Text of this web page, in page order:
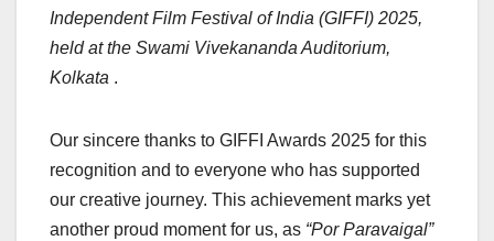
Independent Film Festival of India (GIFFI) 2025,
held at the Swami Vivekananda Auditorium,
Kolkata .
Our sincere thanks to GIFFI Awards 2025 for this
recognition and to everyone who has supported
our creative journey. This achievement marks yet
another proud moment for us, as “Por Paravaigal”